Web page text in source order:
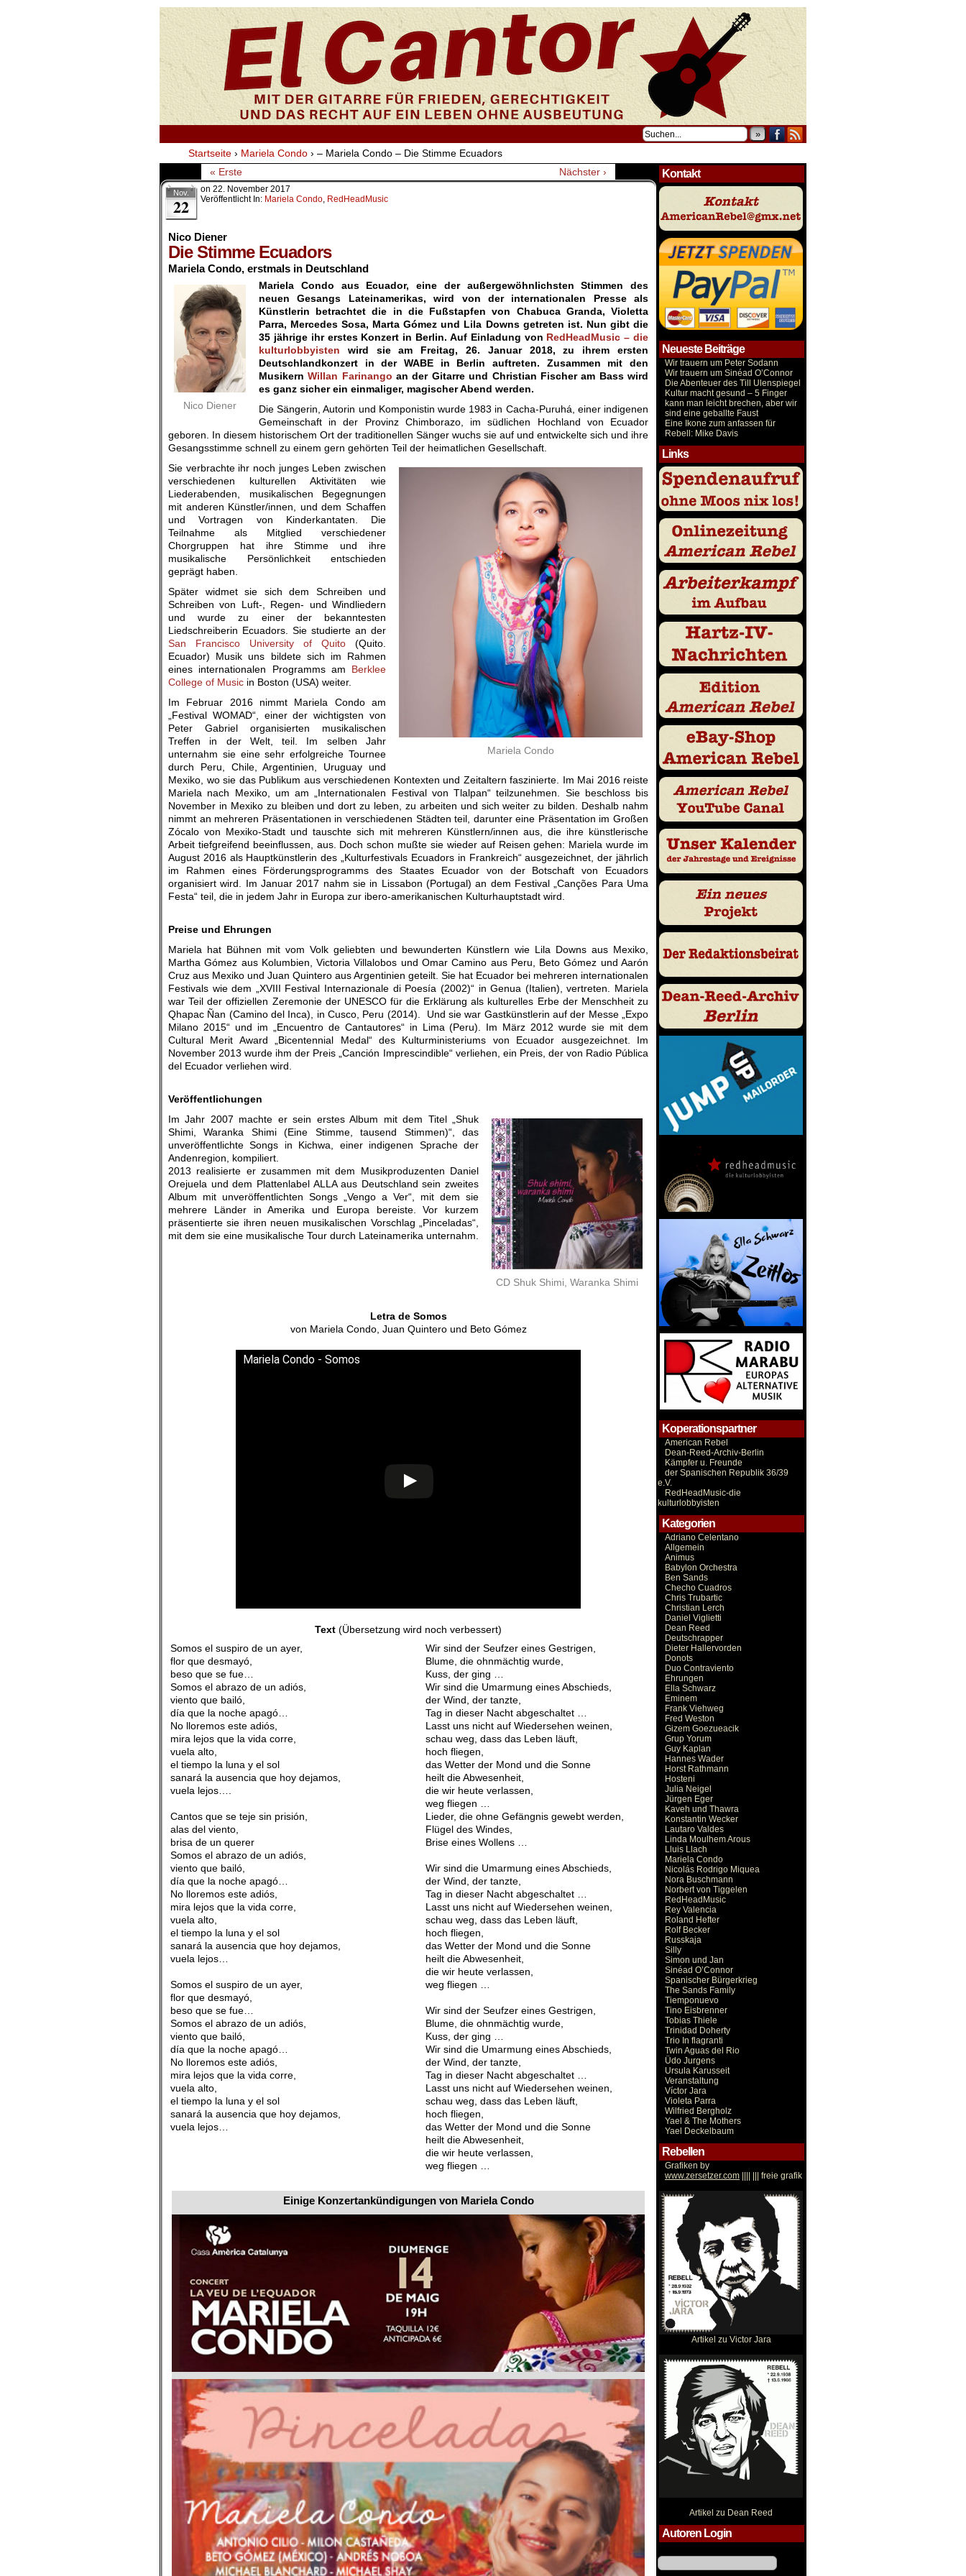
»
Startseite › Mariela Condo › – Mariela Condo – Die Stimme Ecuadors
« Erste
Nächster ›
Nov.
22
on 22. November 2017
Veröffentlicht In: Mariela Condo, RedHeadMusic
Nico Diener
Die Stimme Ecuadors
Mariela Condo, erstmals in Deutschland
Nico Diener
Mariela Condo aus Ecuador, eine der außergewöhnlichsten Stimmen des
neuen Gesangs Lateinamerikas, wird von der internationalen Presse als
Künstlerin betrachtet die in die Fußstapfen von Chabuca Granda, Violetta
Parra, Mercedes Sosa, Marta Gómez und Lila Downs getreten ist. Nun gibt die
35 jährige ihr erstes Konzert in Berlin. Auf Einladung von RedHeadMusic – die
kulturlobbyisten wird sie am Freitag, 26. Januar 2018, zu ihrem ersten
Deutschlandkonzert in der WABE in Berlin auftreten. Zusammen mit den
MusikernWillan Farinango an der Gitarre und Christian Fischer am Bass wird
es ganz sicher ein einmaliger, magischer Abend werden.
Die Sängerin, Autorin und Komponistin wurde 1983 in Cacha-Puruhá, einer indigenen
Gemeinschaft in der Provinz Chimborazo, im südlichen Hochland von Ecuador
geboren. In diesem historischem Ort der traditionellen Sänger wuchs sie auf und entwickelte sich und ihre
Gesangsstimme schnell zu einem gern gehörten Teil der heimatlichen Gesellschaft.
Mariela Condo
Sie verbrachte ihr noch junges Leben zwischen
verschiedenen kulturellen Aktivitäten wie
Liederabenden, musikalischen Begegnungen
mit anderen Künstler/innen, und dem Schaffen
und Vortragen von Kinderkantaten. Die
Teilnahme als Mitglied verschiedener
Chorgruppen hat ihre Stimme und ihre
musikalische Persönlichkeit entschieden
geprägt haben.
Später widmet sie sich dem Schreiben und
Schreiben von Luft-, Regen- und Windliedern
und wurde zu einer der bekanntesten
Liedschreiberin Ecuadors. Sie studierte an der
San Francisco University of Quito (Quito.
Ecuador) Musik uns bildete sich im Rahmen
eines internationalen Programms am Berklee
College of Music in Boston (USA) weiter.
Im Februar 2016 nimmt Mariela Condo am
„Festival WOMAD“, einer der wichtigsten von
Peter Gabriel organisierten musikalischen
Treffen in der Welt, teil. Im selben Jahr
unternahm sie eine sehr erfolgreiche Tournee
durch Peru, Chile, Argentinien, Uruguay und
Mexiko, wo sie das Publikum aus verschiedenen Kontexten und Zeitaltern faszinierte. Im Mai 2016 reiste
Mariela nach Mexiko, um am „Internationalen Festival von Tlalpan“ teilzunehmen. Sie beschloss bis
November in Mexiko zu bleiben und dort zu leben, zu arbeiten und sich weiter zu bilden. Deshalb nahm
nimmt an mehreren Präsentationen in verschiedenen Städten teil, darunter eine Präsentation im Großen
Zócalo von Mexiko-Stadt und tauschte sich mit mehreren Künstlern/innen aus, die ihre künstlerische
Arbeit tiefgreifend beeinflussen, aus. Doch schon mußte sie wieder auf Reisen gehen: Mariela wurde im
August 2016 als Hauptkünstlerin des „Kulturfestivals Ecuadors in Frankreich“ ausgezeichnet, der jährlich
im Rahmen eines Förderungsprogramms des Staates Ecuador von der Botschaft von Ecuadors
organisiert wird. Im Januar 2017 nahm sie in Lissabon (Portugal) an dem Festival „Canções Para Uma
Festa“ teil, die in jedem Jahr in Europa zur ibero-amerikanischen Kulturhauptstadt wird.
Preise und Ehrungen
Mariela hat Bühnen mit vom Volk geliebten und bewunderten Künstlern wie Lila Downs aus Mexiko,
Martha Gómez aus Kolumbien, Victoria Villalobos und Omar Camino aus Peru, Beto Gómez und Aarón
Cruz aus Mexiko und Juan Quintero aus Argentinien geteilt. Sie hat Ecuador bei mehreren internationalen
Festivals wie dem „XVIII Festival Internazionale di Poesía (2002)“ in Genua (Italien), vertreten. Mariela
war Teil der offiziellen Zeremonie der UNESCO für die Erklärung als kulturelles Erbe der Menschheit zu
Qhapac Ñan (Camino del Inca), in Cusco, Peru (2014). Und sie war Gastkünstlerin auf der Messe „Expo
Milano 2015“ und im „Encuentro de Cantautores“ in Lima (Peru). Im März 2012 wurde sie mit dem
Cultural Merit Award „Bicentennial Medal“ des Kulturministeriums von Ecuador ausgezeichnet. Im
November 2013 wurde ihm der Preis „Canción Imprescindible“ verliehen, ein Preis, der von Radio Pública
del Ecuador verliehen wird.
Veröffentlichungen
CD Shuk Shimi, Waranka Shimi
Im Jahr 2007 machte er sein erstes Album mit dem Titel „Shuk
Shimi, Waranka Shimi (Eine Stimme, tausend Stimmen)“, das
unveröffentlichte Songs in Kichwa, einer indigenen Sprache der
Andenregion, kompiliert.
2013 realisierte er zusammen mit dem Musikproduzenten Daniel
Orejuela und dem Plattenlabel ALLA aus Deutschland sein zweites
Album mit unveröffentlichten Songs „Vengo a Ver“, mit dem sie
mehrere Länder in Amerika und Europa bereiste. Vor kurzem
präsentierte sie ihren neuen musikalischen Vorschlag „Pinceladas“,
mit dem sie eine musikalische Tour durch Lateinamerika unternahm.
Letra de Somos
von Mariela Condo, Juan Quintero und Beto Gómez
Mariela Condo - Somos
Text (Übersetzung wird noch verbessert)
Somos el suspiro de un ayer,
flor que desmayó,
beso que se fue…
Somos el abrazo de un adiós,
viento que bailó,
día que la noche apagó…
No lloremos este adiós,
mira lejos que la vida corre,
vuela alto,
el tiempo la luna y el sol
sanará la ausencia que hoy dejamos,
vuela lejos….
Cantos que se teje sin prisión,
alas del viento,
brisa de un querer
Somos el abrazo de un adiós,
viento que bailó,
día que la noche apagó…
No lloremos este adiós,
mira lejos que la vida corre,
vuela alto,
el tiempo la luna y el sol
sanará la ausencia que hoy dejamos,
vuela lejos…
Somos el suspiro de un ayer,
flor que desmayó,
beso que se fue…
Somos el abrazo de un adiós,
viento que bailó,
día que la noche apagó…
No lloremos este adiós,
mira lejos que la vida corre,
vuela alto,
el tiempo la luna y el sol
sanará la ausencia que hoy dejamos,
vuela lejos…
Wir sind der Seufzer eines Gestrigen,
Blume, die ohnmächtig wurde,
Kuss, der ging …
Wir sind die Umarmung eines Abschieds,
der Wind, der tanzte,
Tag in dieser Nacht abgeschaltet …
Lasst uns nicht auf Wiedersehen weinen,
schau weg, dass das Leben läuft,
hoch fliegen,
das Wetter der Mond und die Sonne
heilt die Abwesenheit,
die wir heute verlassen,
weg fliegen …
Lieder, die ohne Gefängnis gewebt werden,
Flügel des Windes,
Brise eines Wollens …
Wir sind die Umarmung eines Abschieds,
der Wind, der tanzte,
Tag in dieser Nacht abgeschaltet …
Lasst uns nicht auf Wiedersehen weinen,
schau weg, dass das Leben läuft,
hoch fliegen,
das Wetter der Mond und die Sonne
heilt die Abwesenheit,
die wir heute verlassen,
weg fliegen …
Wir sind der Seufzer eines Gestrigen,
Blume, die ohnmächtig wurde,
Kuss, der ging …
Wir sind die Umarmung eines Abschieds,
der Wind, der tanzte,
Tag in dieser Nacht abgeschaltet …
Lasst uns nicht auf Wiedersehen weinen,
schau weg, dass das Leben läuft,
hoch fliegen,
das Wetter der Mond und die Sonne
heilt die Abwesenheit,
die wir heute verlassen,
weg fliegen …
Einige Konzertankündigungen von Mariela Condo
Kontakt
Neueste Beiträge
Wir trauern um Peter Sodann
Wir trauern um Sinéad O’Connor
Die Abenteuer des Till Ulenspiegel
Kultur macht gesund – 5 Finger
kann man leicht brechen, aber wir
sind eine geballte Faust
Eine Ikone zum anfassen für
Rebell: Mike Davis
Links
Koperationspartner
American Rebel
Dean-Reed-Archiv-Berlin
Kämpfer u. Freunde
der Spanischen Republik 36/39
e.V.
RedHeadMusic-die
kulturlobbyisten
Kategorien
Adriano Celentano
Allgemein
Animus
Babylon Orchestra
Ben Sands
Checho Cuadros
Chris Trubartic
Christian Lerch
Daniel Viglietti
Dean Reed
Deutschrapper
Dieter Hallervorden
Donots
Duo Contraviento
Ehrungen
Ella Schwarz
Eminem
Frank Viehweg
Fred Weston
Gizem Goezueacik
Grup Yorum
Guy Kaplan
Hannes Wader
Horst Rathmann
Hosteni
Julia Neigel
Jürgen Eger
Kaveh und Thawra
Konstantin Wecker
Lautaro Valdes
Linda Moulhem Arous
Lluis Llach
Mariela Condo
Nicolás Rodrigo Miquea
Nora Buschmann
Norbert von Tiggelen
RedHeadMusic
Rey Valencia
Roland Hefter
Rolf Becker
Russkaja
Silly
Simon und Jan
Sinéad O’Connor
Spanischer Bürgerkrieg
The Sands Family
Tiemponuevo
Tino Eisbrenner
Tobias Thiele
Trinidad Doherty
Trio In flagranti
Twin Aguas del Rio
Üdo Jurgens
Ursula Karusseit
Veranstaltung
Víctor Jara
Violeta Parra
Wilfried Bergholz
Yael & The Mothers
Yael Deckelbaum
Rebellen
Grafiken by
www.zersetzer.com |||| ||| freie grafik
Artikel zu Victor Jara
Artikel zu Dean Reed
Autoren Login